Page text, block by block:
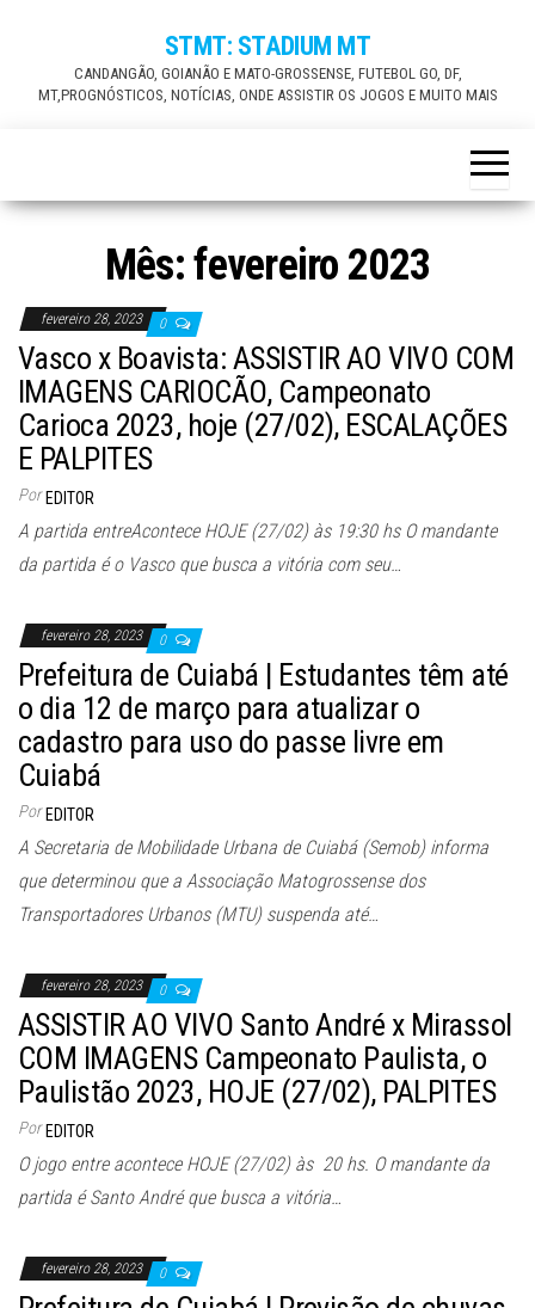
STMT: STADIUM MT
CANDANGÃO, GOIANÃO E MATO-GROSSENSE, FUTEBOL GO, DF,
MT,PROGNÓSTICOS, NOTÍCIAS, ONDE ASSISTIR OS JOGOS E MUITO MAIS
Mês:fevereiro 2023
fevereiro 28, 2023 0
Vasco x Boavista: ASSISTIR AO VIVO COM
IMAGENS CARIOCÃO, Campeonato
Carioca 2023, hoje (27/02), ESCALAÇÕES
E PALPITES
Por EDITOR
A partida entreAcontece HOJE (27/02) às 19:30 hs O mandante
da partida é o Vasco que busca a vitória com seu…
fevereiro 28, 2023 0
Prefeitura de Cuiabá | Estudantes têm até
o dia 12 de março para atualizar o
cadastro para uso do passe livre em
Cuiabá
Por EDITOR
A Secretaria de Mobilidade Urbana de Cuiabá (Semob) informa
que determinou que a Associação Matogrossense dos
Transportadores Urbanos (MTU) suspenda até…
fevereiro 28, 2023 0
ASSISTIR AO VIVO Santo André x Mirassol
COM IMAGENS Campeonato Paulista, o
Paulistão 2023, HOJE (27/02), PALPITES
Por EDITOR
O jogo entre acontece HOJE (27/02) às 20 hs. O mandante da
partida é Santo André que busca a vitória…
fevereiro 28, 2023 0